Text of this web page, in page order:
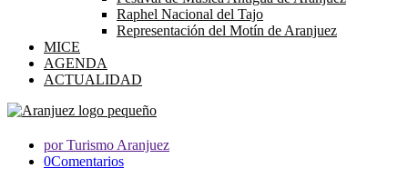
Raphel Nacional del Tajo
Representación del Motín de Aranjuez
MICE
AGENDA
ACTUALIDAD
por Turismo Aranjuez
0Comentarios